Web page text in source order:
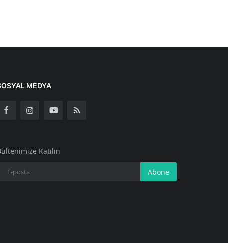
MEDYA
Katılın
Abone